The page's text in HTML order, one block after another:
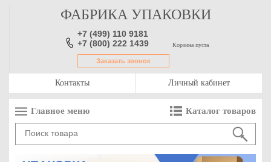
ФАБРИКА УПАКОВКИ
+7 (499) 110 9181
+7 (800) 222 1439
Заказать звонок
Корзина пуста
Контакты Личный кабинет
Главное меню Каталог товаров